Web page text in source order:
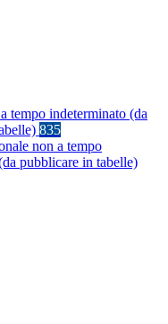
tempo indeterminato (da
835
non a tempo
pubblicare in tabelle)